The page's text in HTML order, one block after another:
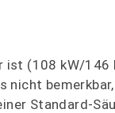
(108 kW/
Standard-